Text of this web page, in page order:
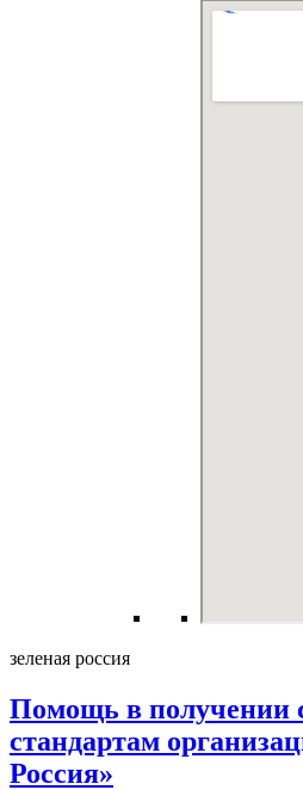
зеленая россия
Помощь в получении
стандартам
Россия»